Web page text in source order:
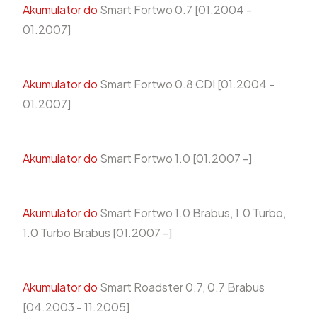
Akumulator do Smart Fortwo 0.7 [01.2004 -
01.2007]
Akumulator do Smart Fortwo 0.8 CDI [01.2004 -
01.2007]
Akumulator do Smart Fortwo 1.0 [01.2007 -]
Akumulator do Smart Fortwo 1.0 Brabus, 1.0 Turbo,
1.0 Turbo Brabus [01.2007 -]
Akumulator do Smart Roadster 0.7, 0.7 Brabus
[04.2003 - 11.2005]